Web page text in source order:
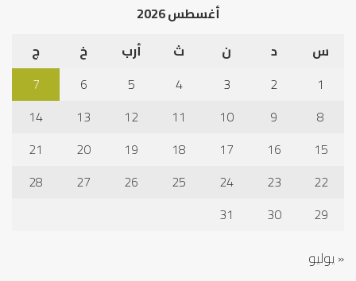
أغسطس 2026
س
د ن ث أرب خ
ج
1
2
3
4
5
6
7
8
9
10
11
12
13
14
15
16
17
18
19
20
21
22
23
24
25
26
27
28
29
30
31
« يوليو